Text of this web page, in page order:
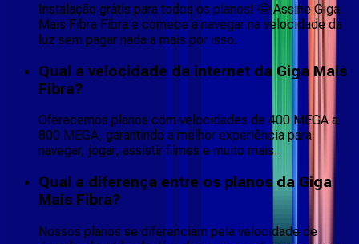
Instalação grátis para todos os planos! 🤩 Assine Giga
Mais Fibra Fibra e comece a navegar na velocidade da
luz sem pagar nada a mais por isso.
Qual a velocidade da internet da Giga Mais
Fibra?
Oferecemos planos com velocidades de 400 MEGA a
800 MEGA, garantindo a melhor experiência para
navegar, jogar, assistir filmes e muito mais.
Qual a diferença entre os planos da Giga
Mais Fibra?
Nossos planos se diferenciam pela velocidade de